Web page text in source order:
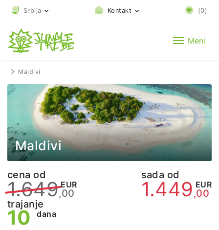
Srbija Kontakt (0)
Meni
Maldivi
Maldivi
cena od
1.649 EUR
,00
sada od
1.449 EUR
,00
trajanje
10 dana